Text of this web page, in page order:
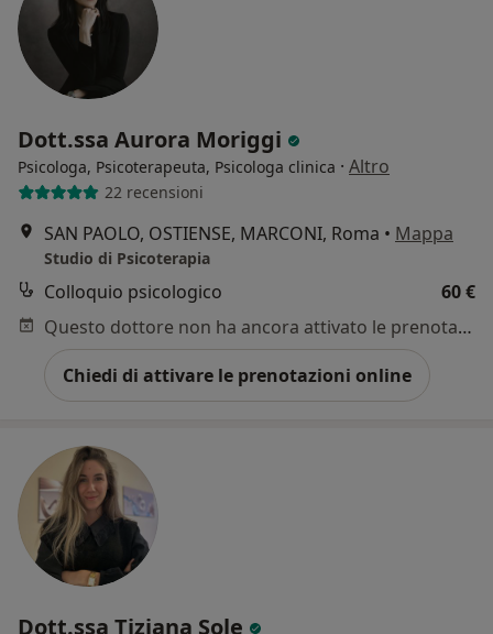
Dott.ssa Aurora Moriggi
Psicologa, Psicoterapeuta, Psicologa clinica · Altro
22 recensioni
SAN PAOLO, OSTIENSE, MARCONI, Roma • Mappa
Studio di Psicoterapia
Colloquio psicologico
60 €
Questo dottore non ha ancora attivato le prenotazioni online presso questo indirizzo.
Chiedi di attivare le prenotazioni online
Dott.ssa Tiziana Sole